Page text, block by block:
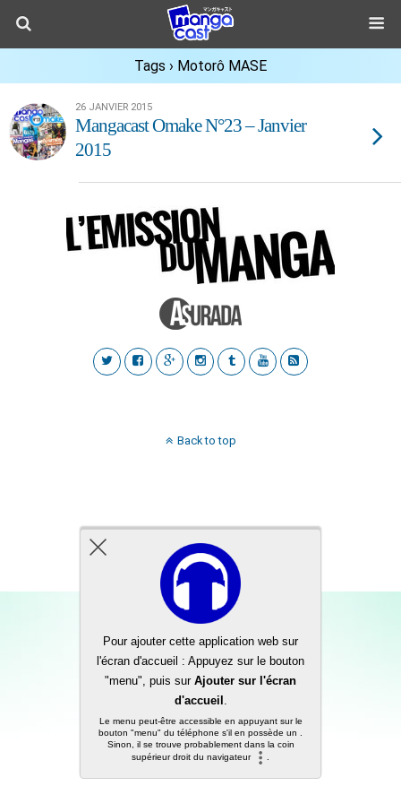
Tags › Motorô MASE
26 JANVIER 2015
Mangacast Omake N°23 – Janvier
2015
Back to top